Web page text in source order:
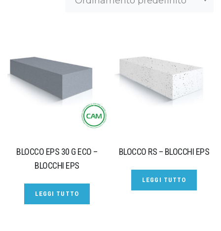
BLOCCO EPS 30 G ECO –
BLOCCHI EPS
LEGGI TUTTO
BLOCCO RS – BLOCCHI EPS
LEGGI TUTTO